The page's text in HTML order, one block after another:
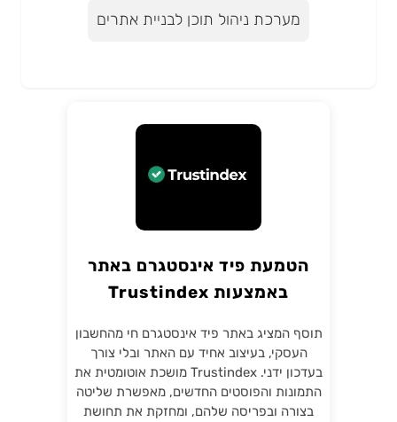
מערכת ניהול תוכן לבניית אתרים
הטמעת פיד אינסטגרם באתר
באמצעות Trustindex
תוסף המציג באתר פיד אינסטגרם חי מהחשבון
העסקי, בעיצוב אחיד עם האתר ובלי צורך
בעדכון ידני. Trustindex מושכת אוטומטית את
התמונות והפוסטים החדשים, מאפשרת שליטה
בצורה ובפריסה שלהם, ומחזקת את תחושת